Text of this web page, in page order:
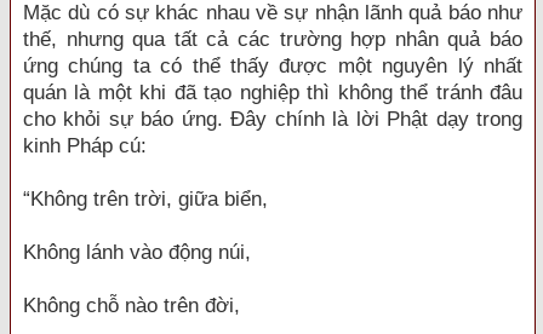
Mặc dù có sự khác nhau về sự nhận lãnh quả báo như
thế, nhưng qua tất cả các trường hợp nhân quả báo
ứng chúng ta có thể thấy được một nguyên lý nhất
quán là một khi đã tạo nghiệp thì không thể tránh đâu
cho khỏi sự báo ứng. Đây chính là lời Phật dạy trong
kinh Pháp cú:
“Không trên trời, giữa biển,
Không lánh vào động núi,
Không chỗ nào trên đời,